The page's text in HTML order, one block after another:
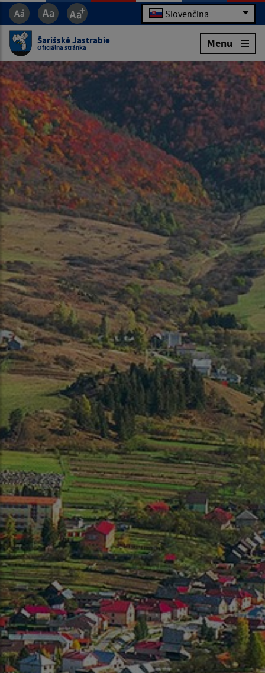
Slovenčina
Šarišské Jastrabie
Oficiálna stránka Menu